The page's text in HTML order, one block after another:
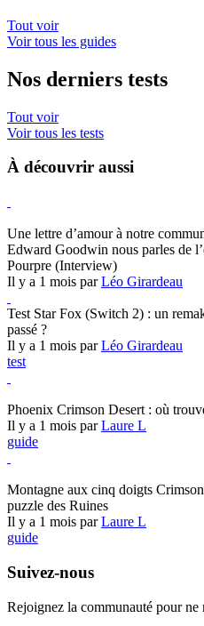
Tout voir
Voir tous les guides
Nos derniers tests
Tout voir
Voir tous les tests
À découvrir aussi
Une lettre d’amour à notre
Edward Goodwin nous parles de
Pourpre (Interview)
Il y a 1 mois parLéo Girardeau
Test Star Fox (Switch 2) : un
passé ?
Il y a 1 mois parLéo Girardeau
test
Phoenix Crimson Desert : où
Il y a 1 mois parLaure L
guide
Montagne aux cinq doigts
puzzle des Ruines
Il y a 1 mois parLaure L
guide
Suivez-nous
Rejoignez la communauté pour ne